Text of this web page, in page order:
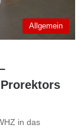
Allgemein
in das